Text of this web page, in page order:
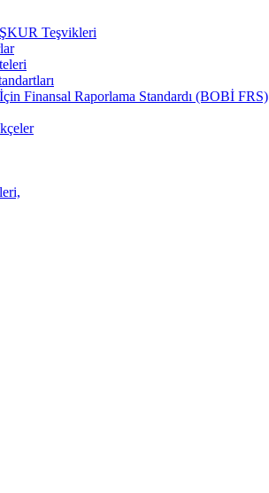
Teşvikleri
Finansal Raporlama Standardı (BOBİ FRS)